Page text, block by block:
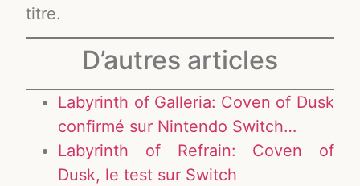
titre.
D’autres articles
Labyrinth of Galleria: Coven of Dusk
confirmé sur Nintendo Switch…
Labyrinth of Refrain: Coven of
Dusk, le test sur Switch